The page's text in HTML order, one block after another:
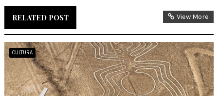
RELATED POST View More
CULTURA